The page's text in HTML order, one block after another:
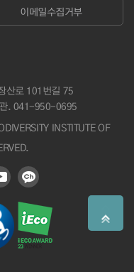
이메일수집거부
산로 101번길 75
. 041-950-0695
INSTITUTE OF